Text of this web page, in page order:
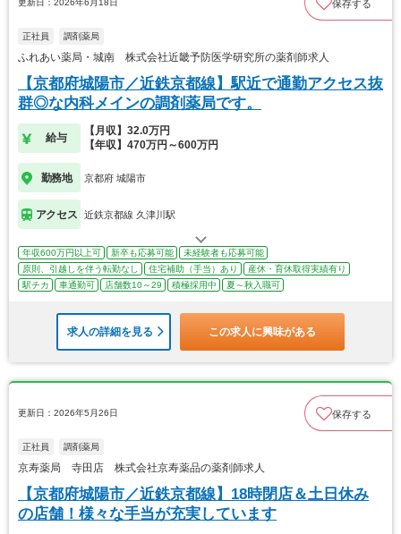
更新日：2026年6月18日 保存する
正社員 調剤薬局
ふれあい薬局・城南 株式会社近畿予防医学研究所の薬剤師求人
【京都府城陽市／近鉄京都線】駅近で通勤アクセス抜
群◎な内科メインの調剤薬局です。
給与
【月収】32.0万円
【年収】470万円～600万円
勤務地 京都府 城陽市
アクセス 近鉄京都線 久津川駅
年収600万円以上可 新卒も応募可能
未経験者も応募可能
原則、引越しを伴う転勤なし
住宅補助（手当）あり
産休・育休取得実績有り
駅チカ
車通勤可 店舗数10～29 積極採用中 夏～秋入職可
求人の詳細を見る この求人に興味がある
更新日：2026年5月26日 保存する
正社員 調剤薬局
京寿薬局 寺田店 株式会社京寿薬品の薬剤師求人
【京都府城陽市／近鉄京都線】18時閉店＆土日休み
の店舗！様々な手当が充実しています